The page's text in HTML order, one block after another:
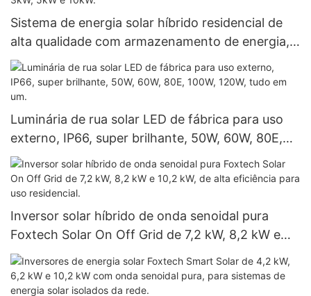
Sistema de energia solar híbrido residencial de
alta qualidade com armazenamento de energia,
disponível nas potências de 3kW, 5kW e 10kW.
Luminária de rua solar LED de fábrica para uso
externo, IP66, super brilhante, 50W, 60W, 80E,
100W, 120W, tudo em um.
Inversor solar híbrido de onda senoidal pura
Foxtech Solar On Off Grid de 7,2 kW, 8,2 kW e
10,2 kW, de alta eficiência para uso residencial.